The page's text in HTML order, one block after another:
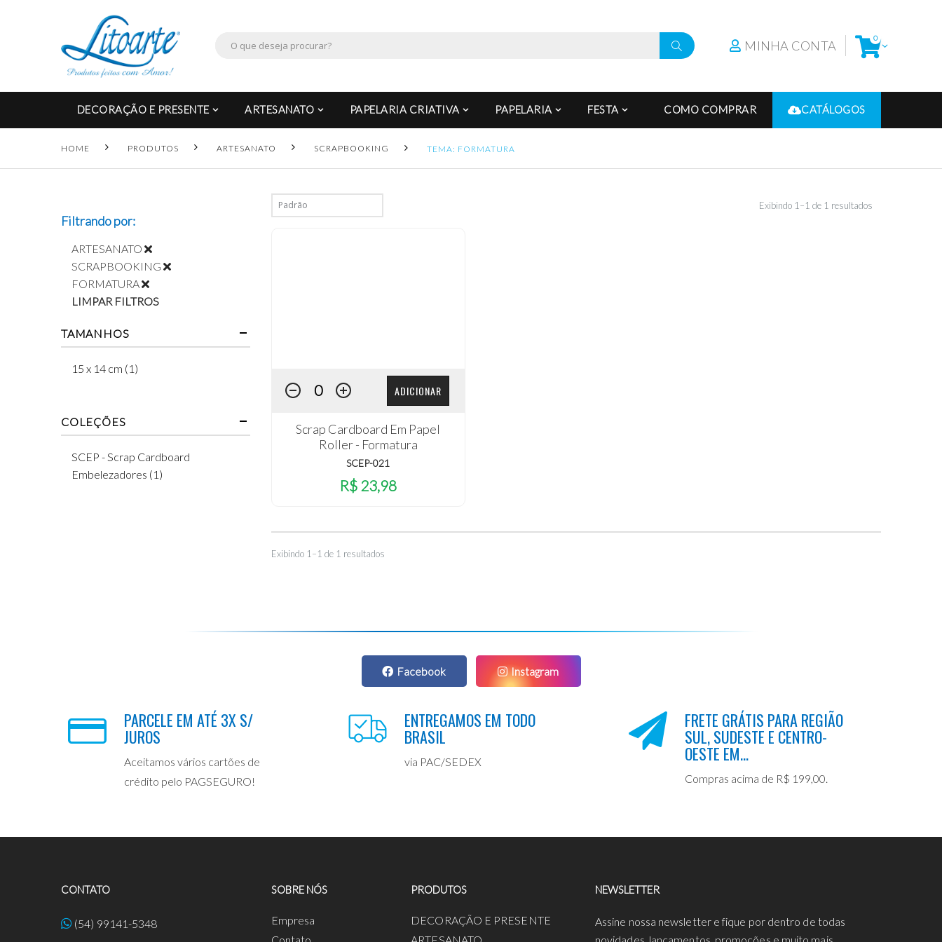
MINHA CONTA 0
DECORAÇÃO E PRESENTE ARTESANATO PAPELARIA CRIATIVA PAPELARIA FESTA COMO COMPRAR CATÁLOGOS
HOME PRODUTOS ARTESANATO SCRAPBOOKING TEMA: FORMATURA
Exibindo 1–1 de 1 resultados
ADICIONAR
Scrap Cardboard Em Papel
Roller - Formatura
SCEP-021
R$ 23,98
Exibindo 1–1 de 1 resultados
Filtrando por:
ARTESANATO
SCRAPBOOKING
FORMATURA
LIMPAR FILTROS
TAMANHOS
15 x 14 cm (1)
COLEÇÕES
SCEP - Scrap Cardboard
Embelezadores (1)
Facebook Instagram
PARCELE EM ATÉ 3X S/
JUROS
Aceitamos vários cartões de
crédito pelo PAGSEGURO!
ENTREGAMOS EM TODO
BRASIL
via PAC/SEDEX
FRETE GRÁTIS PARA REGIÃO
SUL, SUDESTE E CENTRO-
OESTE EM...
Compras acima de R$ 199,00.
CONTATO
(54) 99141-5348
SOBRE NÓS
Empresa
PRODUTOS
DECORAÇÃO E PRESENTE
NEWSLETTER
Assine nossa newsletter e fique por dentro de todas